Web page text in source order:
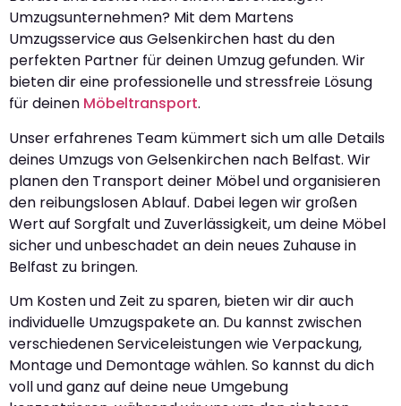
Umzugsunternehmen? Mit dem Martens
Umzugsservice aus Gelsenkirchen hast du den
perfekten Partner für deinen Umzug gefunden. Wir
bieten dir eine professionelle und stressfreie Lösung
für deinen Möbeltransport.
Unser erfahrenes Team kümmert sich um alle Details
deines Umzugs von Gelsenkirchen nach Belfast. Wir
planen den Transport deiner Möbel und organisieren
den reibungslosen Ablauf. Dabei legen wir großen
Wert auf Sorgfalt und Zuverlässigkeit, um deine Möbel
sicher und unbeschadet an dein neues Zuhause in
Belfast zu bringen.
Um Kosten und Zeit zu sparen, bieten wir dir auch
individuelle Umzugspakete an. Du kannst zwischen
verschiedenen Serviceleistungen wie Verpackung,
Montage und Demontage wählen. So kannst du dich
voll und ganz auf deine neue Umgebung